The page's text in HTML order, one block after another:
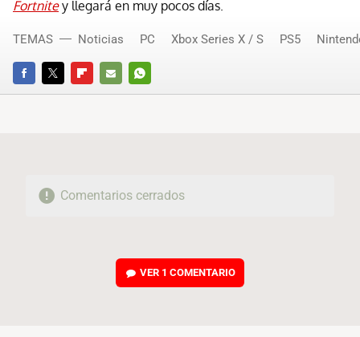
Fortnitey llegará en muy pocos días.
FACEBOOKTWITTERFLIPBOARD
E-
WHATSAPP
TEMAS Noticias PC Xbox Series X / S PS5
Comentarios cerrados
VER 1 COMENTARIO